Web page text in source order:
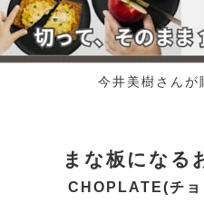
今井美樹さんが
まな板になる
CHOPLATE(チョ